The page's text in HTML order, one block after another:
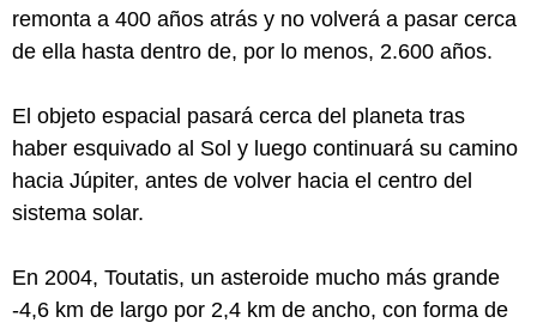
remonta a 400 años atrás y no volverá a pasar cerca
de ella hasta dentro de, por lo menos, 2.600 años.
El objeto espacial pasará cerca del planeta tras
haber esquivado al Sol y luego continuará su camino
hacia Júpiter, antes de volver hacia el centro del
sistema solar.
En 2004, Toutatis, un asteroide mucho más grande
-4,6 km de largo por 2,4 km de ancho, con forma de